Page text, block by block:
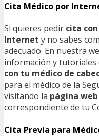
Cita Médico por
Si quieres pedir cita
Internet y no sabes
adecuado. En nuestra
información y tutoriales
con tu médico de
para el médico de la
visitando la página
correspondiente de tu
Cita Previa para